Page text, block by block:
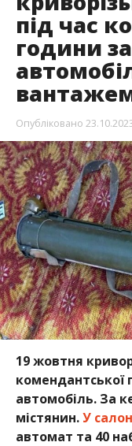
під час
години
Опубліковано
19 жовтня
комендантської
автомобіль. За
містянин.У
автомат та 40